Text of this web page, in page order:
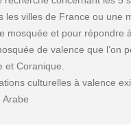
les villes de France ou une
mosquée et pour répondre
de valence que l’on
et Coranique.
culturelles à valence
Arabe